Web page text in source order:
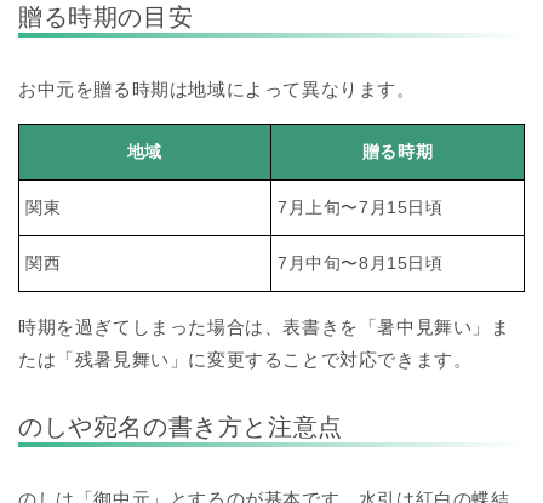
贈る時期の目安
お中元を贈る時期は地域によって異なります。
地域 贈る時期
関東 7月上旬〜7月15日頃
関西 7月中旬〜8月15日頃
時期を過ぎてしまった場合は、表書きを「暑中見舞い」ま
たは「残暑見舞い」に変更することで対応できます。
のしや宛名の書き方と注意点